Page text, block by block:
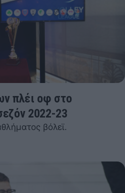
πλέι οφ στο
2022-23
βόλεϊ.